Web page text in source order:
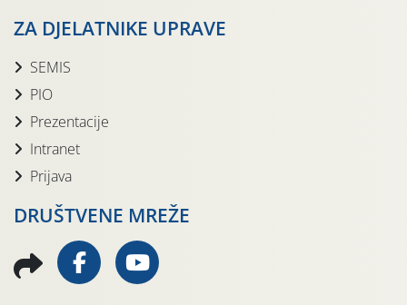
ZA DJELATNIKE UPRAVE
SEMIS
PIO
Prezentacije
Intranet
Prijava
DRUŠTVENE MREŽE